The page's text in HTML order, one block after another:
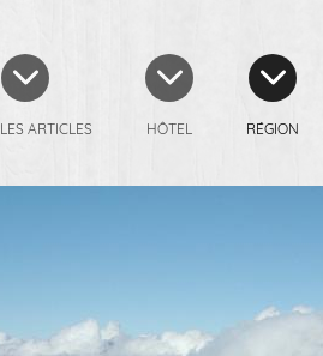
ARTICLES HÔTEL RÉGION